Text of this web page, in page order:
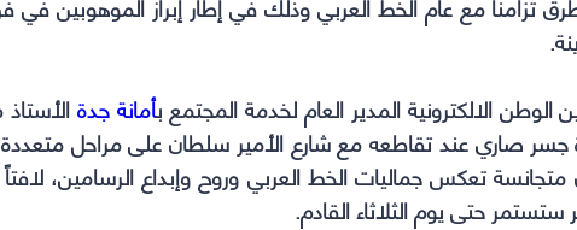
الالكترونية المدير العام لخدمة المجتمع بأمانة جدة
جسر صاري عند تقاطعه مع شارع الأمير سلطان على مراحل متعددة
تعكس جماليات الخط العربي وروح وإبداع الرسامين،
حتى يوم الثلاثاء القادم.